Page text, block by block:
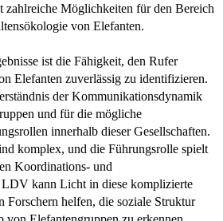
zahlreiche Möglichkeiten für den Bereich
von Elefanten.
ist die Fähigkeit, den Rufer
Elefanten zuverlässig zu identifizieren.
der Kommunikationsdynamik
und für die mögliche
innerhalb dieser Gesellschaften.
komplex, und die Führungsrolle spielt
Koordinations- und
LDV kann Licht in diese komplizierte
Forschern helfen, die soziale Struktur